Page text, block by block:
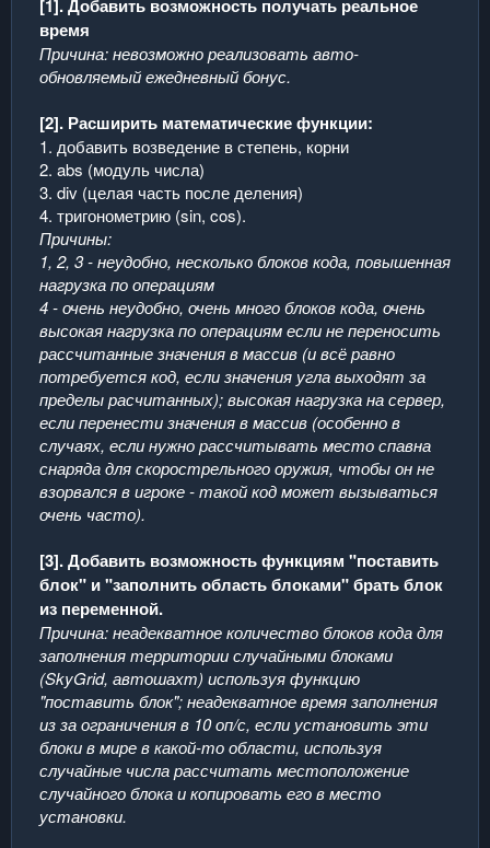
[1]. Добавить возможность получать реальное
время
Причина: невозможно реализовать авто-
обновляемый ежедневный бонус.
[2]. Расширить математические функции:
1. добавить возведение в степень, корни
2. abs (модуль числа)
3. div (целая часть после деления)
4. тригонометрию (sin, cos).
Причины:
1, 2, 3 - неудобно, несколько блоков кода, повышенная
нагрузка по операциям
4 - очень неудобно, очень много блоков кода, очень
высокая нагрузка по операциям если не переносить
рассчитанные значения в массив (и всё равно
потребуется код, если значения угла выходят за
пределы расчитанных); высокая нагрузка на сервер,
если перенести значения в массив (особенно в
случаях, если нужно рассчитывать место спавна
снаряда для скорострельного оружия, чтобы он не
взорвался в игроке - такой код может вызываться
очень часто).
[3]. Добавить возможность функциям "поставить
блок" и "заполнить область блоками" брать блок
из переменной.
Причина: неадекватное количество блоков кода для
заполнения территории случайными блоками
(SkyGrid, автошахт) используя функцию
"поставить блок"; неадекватное время заполнения
из за ограничения в 10 оп/с, если установить эти
блоки в мире в какой-то области, используя
случайные числа рассчитать местоположение
случайного блока и копировать его в место
установки.